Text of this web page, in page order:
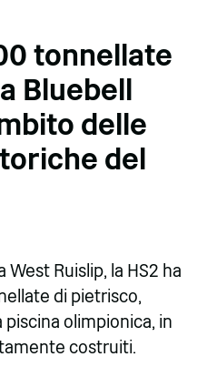
tonnellate
Bluebell
delle
del
Ruislip, la HS2 ha
di pietrisco,
olimpionica, in
costruiti.